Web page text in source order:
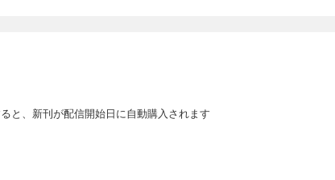
と、新刊が配信開始日に自動購入されます